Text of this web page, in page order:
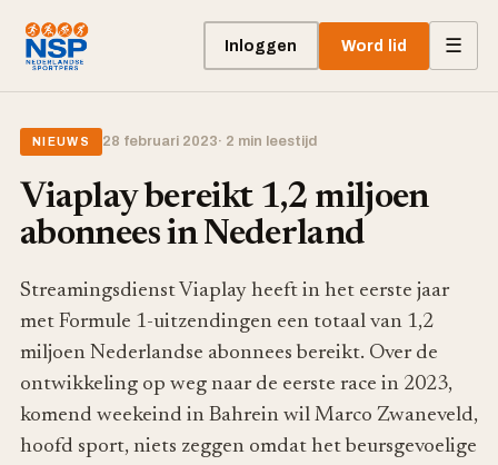
Inloggen Word lid ☰
NIEUWS 28 februari 2023· 2 min leestijd
Viaplay bereikt 1,2 miljoen
abonnees in Nederland
Streamingsdienst Viaplay heeft in het eerste jaar
met Formule 1-uitzendingen een totaal van 1,2
miljoen Nederlandse abonnees bereikt. Over de
ontwikkeling op weg naar de eerste race in 2023,
komend weekeind in Bahrein wil Marco Zwaneveld,
hoofd sport, niets zeggen omdat het beursgevoelige